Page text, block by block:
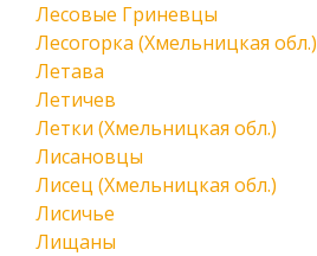
Лесовые Гриневцы
Лесогорка (Хмельницкая обл.)
Летава
Летичев
Летки (Хмельницкая обл.)
Лисановцы
Лисец (Хмельницкая обл.)
Лисичье
Лищаны